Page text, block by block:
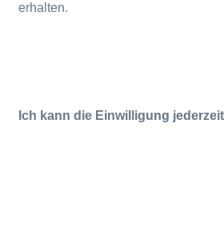
erhalten.
Ich kann die Einwilligung